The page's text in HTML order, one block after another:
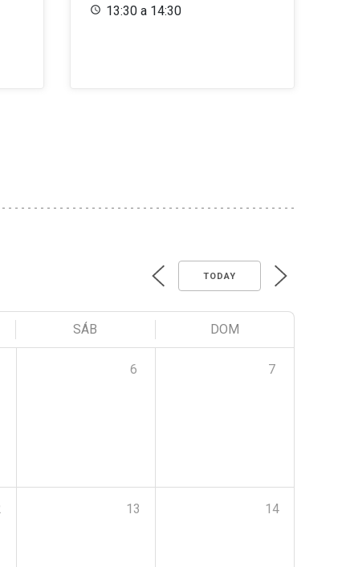
13:30 a 14:30
TODAY
SÁB DOM
6 7
13 14